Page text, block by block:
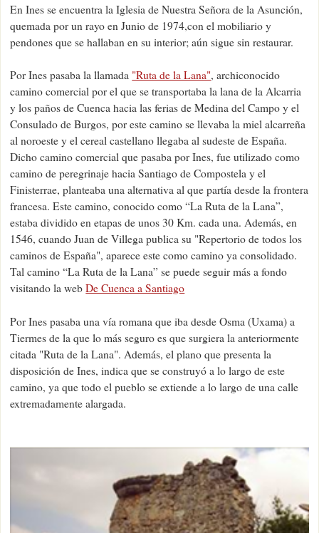
En Ines se encuentra la Iglesia de Nuestra Señora de la Asunción,
quemada por un rayo en Junio de 1974,con el mobiliario y
pendones que se hallaban en su interior; aún sigue sin restaurar.
Por Ines pasaba la llamada "Ruta de la Lana", archiconocido
camino comercial por el que se transportaba la lana de la Alcarria
y los paños de Cuenca hacia las ferias de Medina del Campo y el
Consulado de Burgos, por este camino se llevaba la miel alcarreña
al noroeste y el cereal castellano llegaba al sudeste de España.
Dicho camino comercial que pasaba por Ines, fue utilizado como
camino de peregrinaje hacia Santiago de Compostela y el
Finisterrae, planteaba una alternativa al que partía desde la frontera
francesa. Este camino, conocido como “La Ruta de la Lana”,
estaba dividido en etapas de unos 30 Km. cada una. Además, en
1546, cuando Juan de Villega publica su "Repertorio de todos los
caminos de España", aparece este como camino ya consolidado.
Tal camino “La Ruta de la Lana” se puede seguir más a fondo
visitando la webDe Cuenca a Santiago
Por Ines pasaba una vía romana que iba desde Osma (Uxama) a
Tiermes de la que lo más seguro es que surgiera la anteriormente
citada "Ruta de la Lana". Además, el plano que presenta la
disposición de Ines, indica que se construyó a lo largo de este
camino, ya que todo el pueblo se extiende a lo largo de una calle
extremadamente alargada.